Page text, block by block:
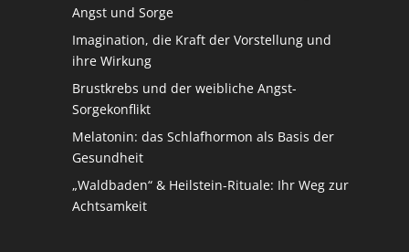
Angst und Sorge
Imagination, die Kraft der Vorstellung und
ihre Wirkung
Brustkrebs und der weibliche Angst-
Sorgekonflikt
Melatonin: das Schlafhormon als Basis der
Gesundheit
„Waldbaden“ & Heilstein-Rituale: Ihr Weg zur
Achtsamkeit